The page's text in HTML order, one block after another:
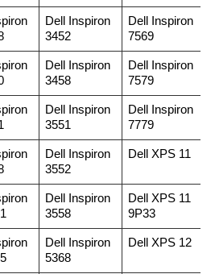
Dell Inspiron
3452
Dell Inspiron
7569
Dell Inspiron
3458
Dell Inspiron
7579
Dell Inspiron
3551
Dell Inspiron
7779
Dell Inspiron
3552
Dell XPS 11
Dell Inspiron
3558
Dell XPS 11
9P33
Dell Inspiron
5368
Dell XPS 12